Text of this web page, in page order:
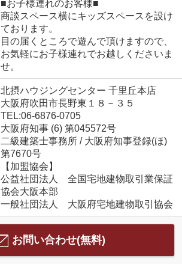
■お子様連れのお客様■
商談スペース横にキッズスペースを設け
ております。
目の届くところで遊んで頂けますので、
お気軽にお子様連れでお越しくださいま
せ。
北摂ハウジングセンター 千里丘本店
大阪府吹田市長野東１８－３５
TEL:06-6876-0705
大阪府知事 (6) 第045572号
二級建築士事務所 / 大阪府知事登録(ほ)
第7670号
【加盟協会】
公益社団法人 全国宅地建物取引業保証
協会大阪本部
一般社団法人 大阪府宅地建物取引協会
お問い合わせ(無料)